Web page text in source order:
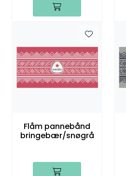
Flåm pannebånd
bringebær/snøgrå